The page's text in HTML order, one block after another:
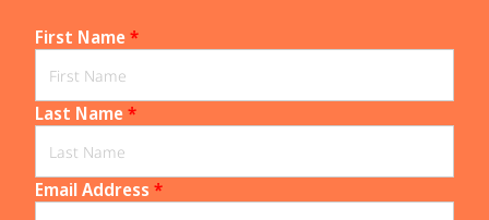
First Name*
Last Name*
Email Address *